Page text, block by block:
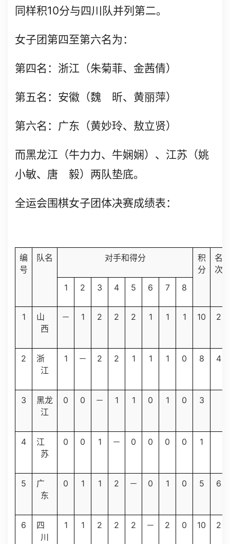
同样积10分与四川队并列第二。
女子团第四至第六名为：
第四名：浙江（朱菊菲、金茜倩）
第五名：安徽（魏 昕、黄丽萍）
第六名：广东（黄妙玲、敖立贤）
而黑龙江（牛力力、牛娴娴）、江苏（姚
小敏、唐 毅）两队垫底。
全运会围棋女子团体决赛成绩表：
编
号
队名 对手和得分
积
分
名
次
1 2 3 4 5 6 7 8
1
山
西
－ 1 2 2 2 1 1 1 10 2
2
浙
江
1 － 2 2 1 1 1 0 8 4
3
黑龙
江
0 0 － 1 1 0 1 0 3
4
江
苏
0 0 1 － 0 0 0 0 1
5
广
东
0 1 1 2 － 0 1 0 5 6
6
四
川
1 1 2 2 2 － 2 0 10 2